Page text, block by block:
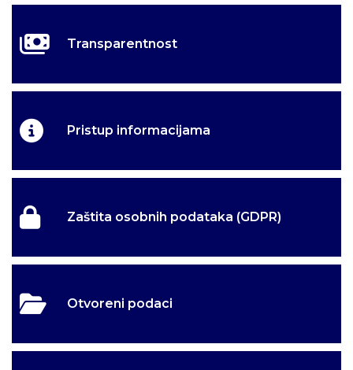
Transparentnost
Pristup informacijama
Zaštita osobnih podataka (GDPR)
Otvoreni podaci